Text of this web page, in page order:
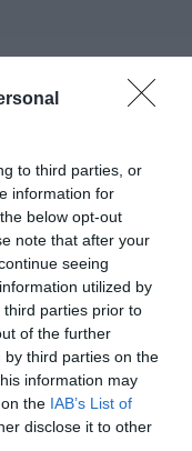
to third parties, or
information for
below opt-out
note that after your
seeing
utilized by
parties prior to
of the further
third parties on the
information may
the IAB’s List of
disclose it to other
πρωτάθλημα
Χαλκιδέου,